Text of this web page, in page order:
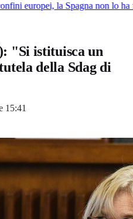
europei, la Spagna non lo
"Si istituisca un
della Sdag di
15:41